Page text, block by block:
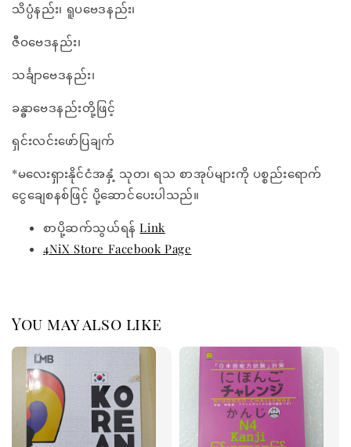
သိပ္ပံနည်း၊ ရူပဗေဒနည်း၊
ဇီဝဗေဒနည်း၊
သင်္ချာဗေဒနည်း၊
ခန္ဓာဗေဒနည်းတို့ဖြင့်
ရှင်းလင်းဖော်ပြချက်
*မလေးရှားနိုင်ငံအနှံ့ သုတ၊ ရသ စာအုပ်များကို ပစ္စည်းရောက်
ငွေချေစနစ်ဖြင့် ပို့ဆောင်ပေးပါသည်။
စာပို့ဆက်သွယ်ရန်Link
4NiX Store Facebook Page
You may also like